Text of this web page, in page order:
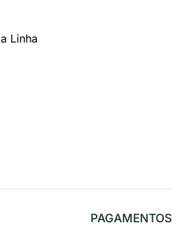
Linha
PAGAMENTOS